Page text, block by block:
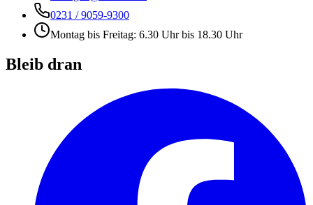
0231 / 9059-9300
Montag bis Freitag: 6.30 Uhr bis 18.30 Uhr
Bleib dran